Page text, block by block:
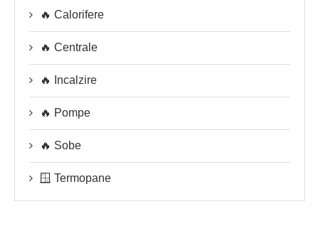
🔥 Calorifere
🔥 Centrale
🔥 Incalzire
🔥 Pompe
🔥 Sobe
🪟 Termopane